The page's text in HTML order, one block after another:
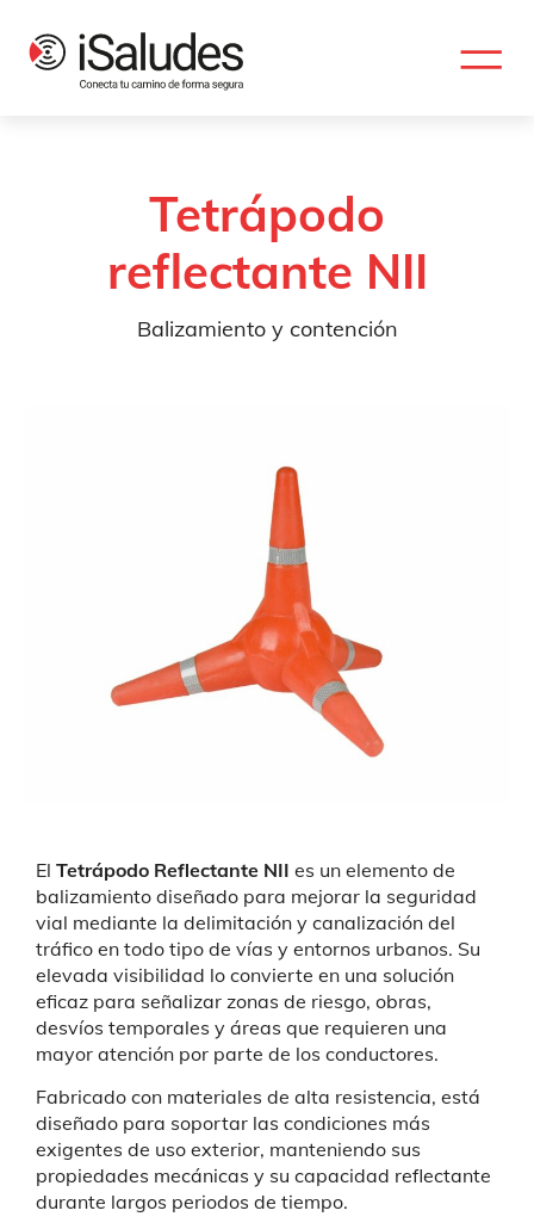
Tetrápodo
reflectante NII
Balizamiento y contención
El Tetrápodo Reflectante NII es un elemento de
balizamiento diseñado para mejorar la seguridad
vial mediante la delimitación y canalización del
tráfico en todo tipo de vías y entornos urbanos. Su
elevada visibilidad lo convierte en una solución
eficaz para señalizar zonas de riesgo, obras,
desvíos temporales y áreas que requieren una
mayor atención por parte de los conductores.
Fabricado con materiales de alta resistencia, está
diseñado para soportar las condiciones más
exigentes de uso exterior, manteniendo sus
propiedades mecánicas y su capacidad reflectante
durante largos periodos de tiempo.